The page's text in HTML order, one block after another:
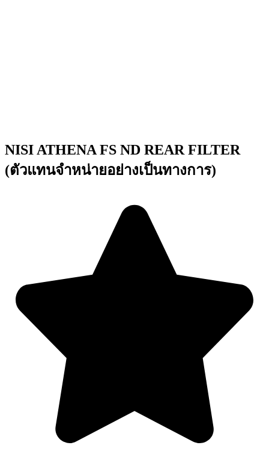
NISI ATHENA FS ND REAR FILTER
(ตัวแทนจำหน่ายอย่างเป็นทางการ)